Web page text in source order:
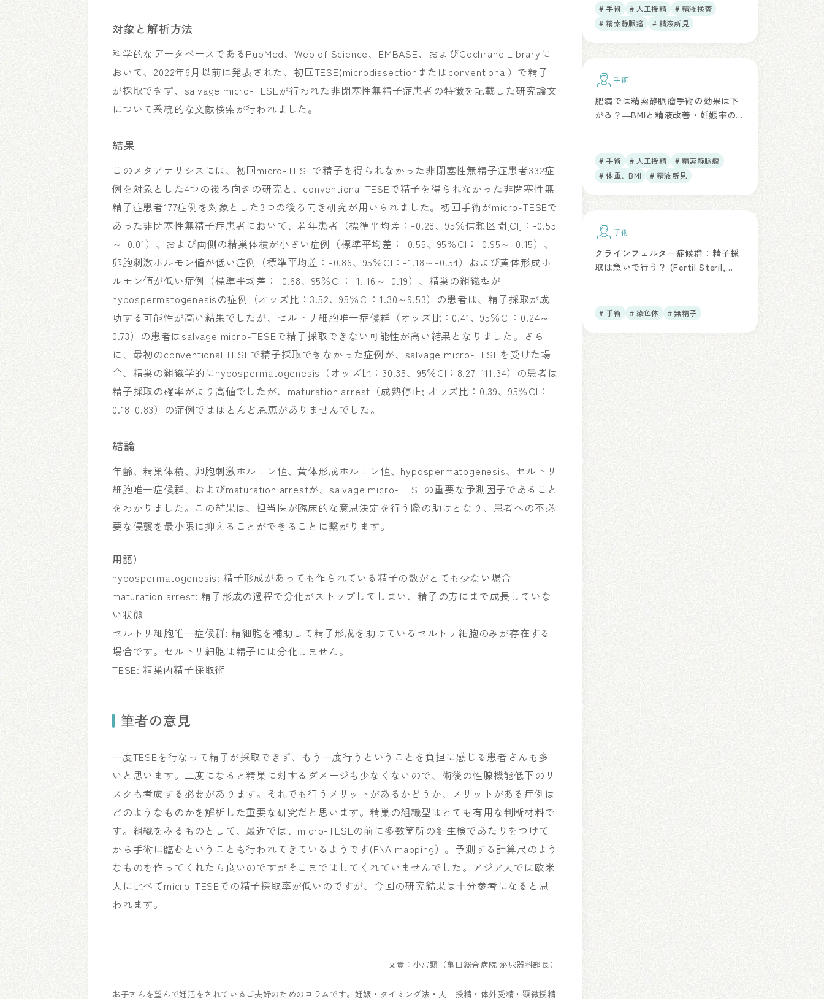
対象と解析方法
科学的なデータベースであるPubMed、Web of Science、EMBASE、およびCochrane Libraryに
おいて、2022年6月以前に発表された、初回TESE(microdissectionまたはconventional）で精子
が採取できず、salvage micro-TESEが行われた非閉塞性無精子症患者の特徴を記載した研究論文
について系統的な文献検索が行われました。
結果
このメタアナリシスには、初回micro-TESEで精子を得られなかった非閉塞性無精子症患者332症
例を対象とした4つの後ろ向きの研究と、conventional TESEで精子を得られなかった非閉塞性無
精子症患者177症例を対象とした3つの後ろ向き研究が用いられました。初回手術がmicro-TESEで
あった非閉塞性無精子症患者において、若年患者（標準平均差：-0.28、95％信頼区間[CI]：-0.55
～-0.01）、および両側の精巣体積が小さい症例（標準平均差：-0.55、95％CI：-0.95～-0.15）、
卵胞刺激ホルモン値が低い症例（標準平均差：-0.86、95％CI：-1.18～-0.54）および黄体形成ホ
ルモン値が低い症例（標準平均差：-0.68、95％CI：-1. 16～-0.19）、精巣の組織型が
hypospermatogenesisの症例（オッズ比：3.52、95％CI：1.30～9.53）の患者は、精子採取が成
功する可能性が高い結果でしたが、セルトリ細胞唯一症候群（オッズ比：0.41、95％CI：0.24～
0.73）の患者はsalvage micro-TESEで精子採取できない可能性が高い結果となりました。さら
に、最初のconventional TESEで精子採取できなかった症例が、salvage micro-TESEを受けた場
合、精巣の組織学的にhypospermatogenesis（オッズ比：30.35、95％CI：8.27-111.34）の患者は
精子採取の確率がより高値でしたが、maturation arrest（成熟停止; オッズ比：0.39、95％CI：
0.18-0.83）の症例ではほとんど恩恵がありませんでした。
結論
年齢、精巣体積、卵胞刺激ホルモン値、黄体形成ホルモン値、hypospermatogenesis、セルトリ
細胞唯一症候群、およびmaturation arrestが、salvage micro-TESEの重要な予測因子であること
をわかりました。この結果は、担当医が臨床的な意思決定を行う際の助けとなり、患者への不必
要な侵襲を最小限に抑えることができることに繋がります。
用語）
hypospermatogenesis: 精子形成があっても作られている精子の数がとても少ない場合
maturation arrest: 精子形成の過程で分化がストップしてしまい、精子の方にまで成長していな
い状態
セルトリ細胞唯一症候群: 精細胞を補助して精子形成を助けているセルトリ細胞のみが存在する
場合です。セルトリ細胞は精子には分化しません。
TESE: 精巣内精子採取術
筆者の意見
一度TESEを行なって精子が採取できず、もう一度行うということを負担に感じる患者さんも多
いと思います。二度になると精巣に対するダメージも少なくないので、術後の性腺機能低下のリ
スクも考慮する必要があります。それでも行うメリットがあるかどうか、メリットがある症例は
どのようなものかを解析した重要な研究だと思います。精巣の組織型はとても有用な判断材料で
す。組織をみるものとして、最近では、micro-TESEの前に多数箇所の針生検であたりをつけて
から手術に臨むということも行われてきているようです(FNA mapping）。予測する計算尺のよう
なものを作ってくれたら良いのですがそこまではしてくれていませんでした。アジア人では欧米
人に比べてmicro-TESEでの精子採取率が低いのですが、今回の研究結果は十分参考になると思
われます。
文責：小宮顕（亀田総合病院 泌尿器科部長）
お子さんを望んで妊活をされているご夫婦のためのコラムです。妊娠・タイミング法・人工授精・体外受精・顕微授精
# 手術 # 人工授精
# 精液検査
# 精索静脈瘤
# 精液所見
手術
肥満では精索静脈瘤手術の効果は下
がる？―BMIと精液改善・妊娠率の関
# 手術 # 人工授精
# 精索静脈瘤
# 体重、BMI
# 精液所見
手術
クラインフェルター症候群：精子採
取は急いで行う？ (Fertil Steril,
# 手術 # 染色体 # 無精子